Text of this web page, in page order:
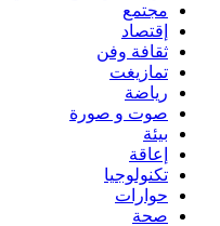
مجتمع
إقتصاد
ثقافة وفن
تمازيغت
رياضة
صوت و صورة
بيئة
إعاقة
تكنولوجيا
حوارات
صحة